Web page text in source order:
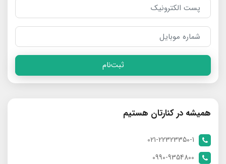
ثبت‌نام
همیشه در کنارتان هستیم
021-22323350-1
0990-9354800